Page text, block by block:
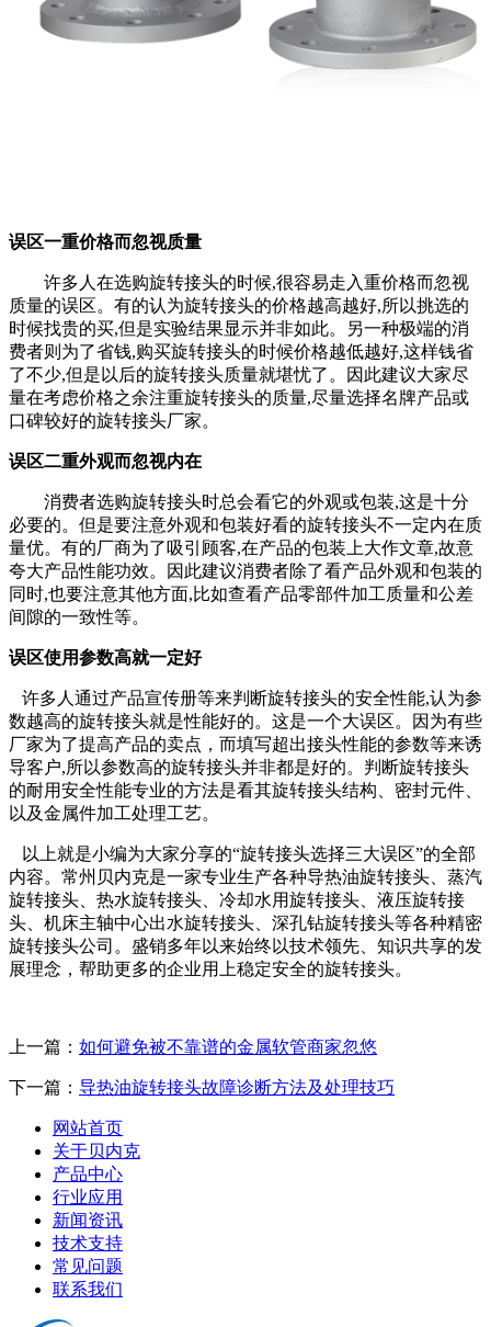
误区一重价格而忽视质量
许多人在选购旋转接头的时候,很容易走入重价格而忽视
质量的误区。有的认为旋转接头的价格越高越好,所以挑选的
时候找贵的买,但是实验结果显示并非如此。另一种极端的消
费者则为了省钱,购买旋转接头的时候价格越低越好,这样钱省
了不少,但是以后的旋转接头质量就堪忧了。因此建议大家尽
量在考虑价格之余注重旋转接头的质量,尽量选择名牌产品或
口碑较好的旋转接头厂家。
误区二重外观而忽视内在
消费者选购旋转接头时总会看它的外观或包装,这是十分
必要的。但是要注意外观和包装好看的旋转接头不一定内在质
量优。有的厂商为了吸引顾客,在产品的包装上大作文章,故意
夸大产品性能功效。因此建议消费者除了看产品外观和包装的
同时,也要注意其他方面,比如查看产品零部件加工质量和公差
间隙的一致性等。
误区使用参数高就一定好
许多人通过产品宣传册等来判断旋转接头的安全性能,认为参
数越高的旋转接头就是性能好的。这是一个大误区。因为有些
厂家为了提高产品的卖点，而填写超出接头性能的参数等来诱
导客户,所以参数高的旋转接头并非都是好的。判断旋转接头
的耐用安全性能专业的方法是看其旋转接头结构、密封元件、
以及金属件加工处理工艺。
以上就是小编为大家分享的“旋转接头选择三大误区”的全部
内容。常州贝内克是一家专业生产各种导热油旋转接头、蒸汽
旋转接头、热水旋转接头、冷却水用旋转接头、液压旋转接
头、机床主轴中心出水旋转接头、深孔钻旋转接头等各种精密
旋转接头公司。盛销多年以来始终以技术领先、知识共享的发
展理念，帮助更多的企业用上稳定安全的旋转接头。
上一篇： 如何避免被不靠谱的金属软管商家忽悠
下一篇： 导热油旋转接头故障诊断方法及处理技巧
网站首页
关于贝内克
产品中心
行业应用
新闻资讯
技术支持
常见问题
联系我们